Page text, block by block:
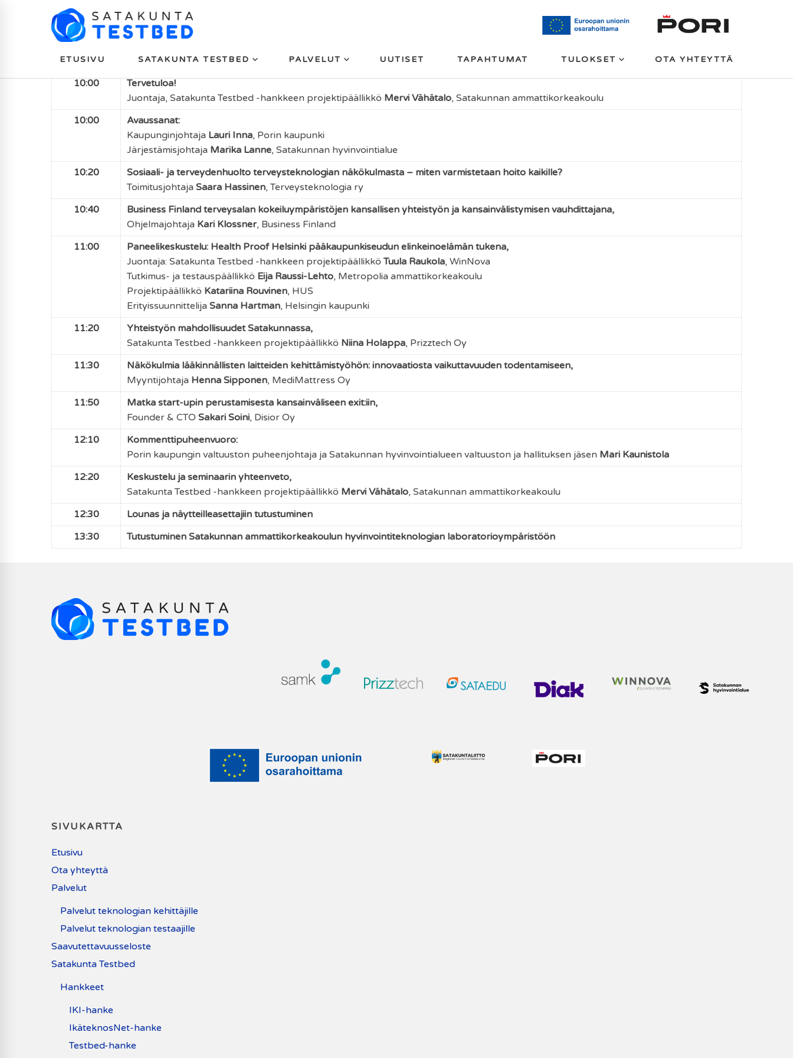
ETUSIVU SATAKUNTA TESTBED PALVELUT UUTISET TAPAHTUMAT TULOKSET OTA YHTEYTTÄ
Satakunta Testbed - Elinvoimaa älykkäällä sotella -ajankohtaisseminaari
Ohjelma
09:00
Aamukahvi ja teknologiayritysten ständeihin tutustuminen
10:00
Tervetuloa!
Juontaja, Satakunta Testbed -hankkeen projektipäällikkö Mervi Vähätalo, Satakunnan ammattikorkeakoulu
10:00
Avaussanat:
Kaupunginjohtaja Lauri Inna, Porin kaupunki
Järjestämisjohtaja Marika Lanne, Satakunnan hyvinvointialue
10:20
Sosiaali- ja terveydenhuolto terveysteknologian näkökulmasta – miten varmistetaan hoito kaikille?
Toimitusjohtaja Saara Hassinen,Terveysteknologia ry
10:40
Business Finland terveysalan kokeiluympäristöjen kansallisen yhteistyön ja kansainvälistymisen vauhdittajana,
Ohjelmajohtaja Kari Klossner, Business Finland
11:00
Paneelikeskustelu: Health Proof Helsinki pääkaupunkiseudun elinkeinoelämän tukena,
Juontaja: Satakunta Testbed -hankkeen projektipäällikköTuula Raukola, WinNova
Tutkimus- ja testauspäällikkö Eija Raussi-Lehto, Metropolia ammattikorkeakoulu
Projektipäällikkö Katariina Rouvinen, HUS
Erityissuunnittelija Sanna Hartman, Helsingin kaupunki
11:20
Yhteistyön mahdollisuudet Satakunnassa,
Satakunta Testbed -hankkeen projektipäällikkö Niina Holappa, Prizztech Oy
11:30
Näkökulmia lääkinnällisten laitteiden kehittämistyöhön: innovaatiosta vaikuttavuuden todentamiseen,
Myyntijohtaja Henna Sipponen, MediMattress Oy
11:50
Matka start-upin perustamisesta kansainväliseen exit:iin,
Founder & CTO Sakari Soini, Disior Oy
12:10
Kommenttipuheenvuoro:
Porin kaupungin valtuuston puheenjohtaja ja Satakunnan hyvinvointialueen valtuuston ja hallituksen jäsen Mari Kaunistola
12:20
Keskustelu ja seminaarin yhteenveto,
Satakunta Testbed -hankkeen projektipäällikkö Mervi Vähätalo, Satakunnan ammattikorkeakoulu
12:30
Lounas ja näytteilleasettajiin tutustuminen
13:30
Tutustuminen Satakunnan ammattikorkeakoulun hyvinvointiteknologian laboratorioympäristöön
SIVUKARTTA
Etusivu
Ota yhteyttä
Palvelut
Palvelut teknologian kehittäjille
Palvelut teknologian testaajille
Saavutettavuusseloste
Satakunta Testbed
Hankkeet
IKI-hanke
IkäteknosNet-hanke
Testbed-hanke